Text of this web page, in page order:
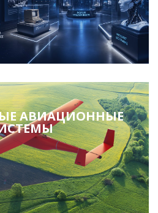
АВИАЦИОННЫЕ